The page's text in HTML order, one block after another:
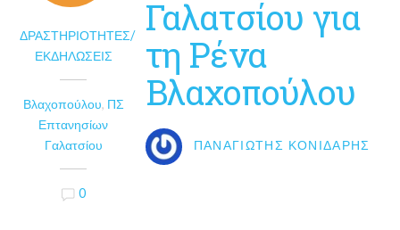
ΔΡΑΣΤΗΡΙΌΤΗΤΕΣ/
ΕΚΔΗΛΏΣΕΙΣ
Βλαχοπούλου, ΠΣ
Επτανησίων
Γαλατσίου
0
Γαλατσίου για
τη Ρένα
Βλαχοπούλου
ΠΑΝΑΓΙΏΤΗΣ ΚΟΝΙΔΆΡΗΣ